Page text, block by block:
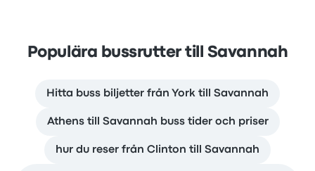
Populära bussrutter till Savannah
Hitta buss biljetter från York till Savannah
Athens till Savannah buss tider och priser
hur du reser från Clinton till Savannah